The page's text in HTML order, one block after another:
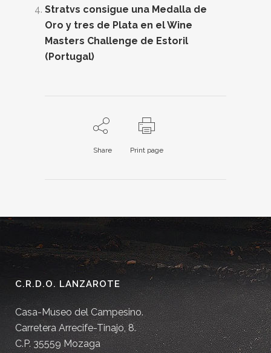
Stratvs consigue una Medalla de
Oro y tres de Plata en el Wine
Masters Challenge de Estoril
(Portugal)
Share Print page
C.R.D.O. LANZAROTE
Casa-Museo del Campesino.
Carretera Arrecife-Tinajo, 8.
C.P. 35559 Mozaga